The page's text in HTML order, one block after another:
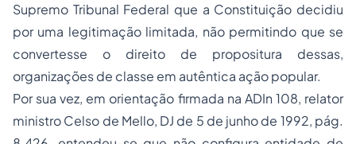
Supremo Tribunal Federal que a Constituição decidiu
por uma legitimação limitada, não permitindo que se
convertesse o direito de propositura dessas,
organizações de classe em autêntica ação popular.
Por sua vez, em orientação firmada na ADIn 108, relator
ministro Celso de Mello, DJ de 5 de junho de 1992, pág.